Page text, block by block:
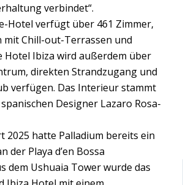
verbindet“.
Hotel verfügt über 461 Zimmer,
mit Chill-out-Terrassen und
Hotel Ibiza wird außerdem über
direkten Strandzugang und
verfügen. Das Interieur stammt
Designer Lazaro Rosa-
2025 hatte Palladium bereits ein
der Playa d’en Bossa
dem Ushuaia Tower wurde das